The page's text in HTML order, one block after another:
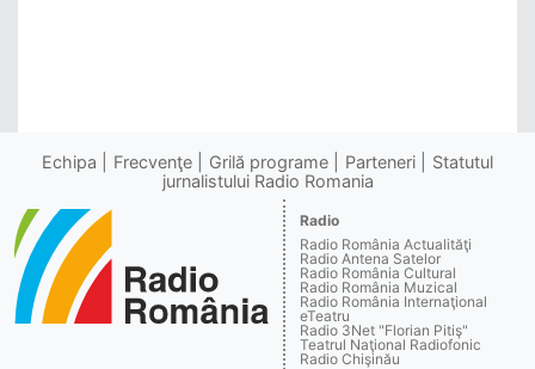
Echipa Frecvenţe Grilă programe Parteneri
Statutul
jurnalistului Radio Romania
Radio
Radio România Actualităţi
Radio Antena Satelor
Radio România Cultural
Radio România Muzical
Radio România Internaţional
eTeatru
Radio 3Net "Florian Pitiş"
Teatrul Naţional Radiofonic
Radio Chişinău